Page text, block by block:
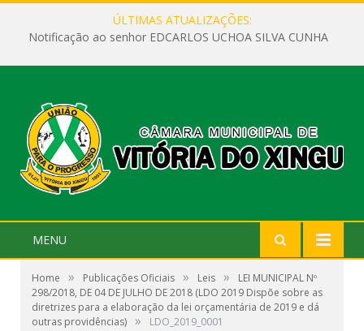
ÚLTIMAS ATUALIZAÇÕES:
Notificação ao senhor EDCARLOS UCHOA SILVA CUNHA
MENU
Home » Publicações Oficiais » Leis »
LEI MUNICIPAL Nº
298/2018, DE 04 DE JULHO DE 2018 (LDO 2019 Dispõe sobre as
diretrizes para a elaboração da lei orçamentária de 2019 e dá
outras providências) » LDO_2019_0001